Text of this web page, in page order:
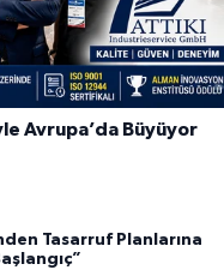
Avrupa’da Büyüyor
Tasarruf Planlarına